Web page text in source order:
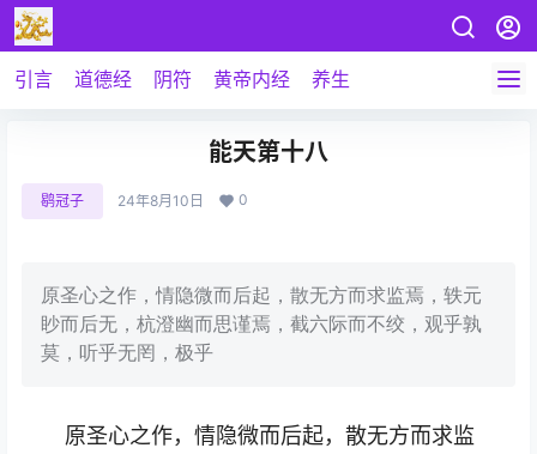
引言 道德经 阴符 黄帝内经 养生
能天第十八
鹖冠子 24年8月10日 0
原圣心之作，情隐微而后起，散无方而求监焉，轶元
眇而后无，杭澄幽而思谨焉，截六际而不绞，观乎孰
莫，听乎无罔，极乎
原圣心之作，情隐微而后起，散无方而求监